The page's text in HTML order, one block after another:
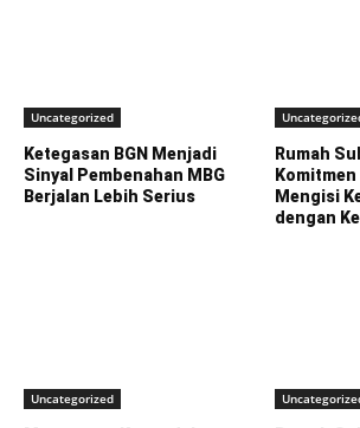
Uncategorized
Ketegasan BGN Menjadi
Sinyal Pembenahan MBG
Berjalan Lebih Serius
Rumah
Mengisi
dengan
Uncategorized